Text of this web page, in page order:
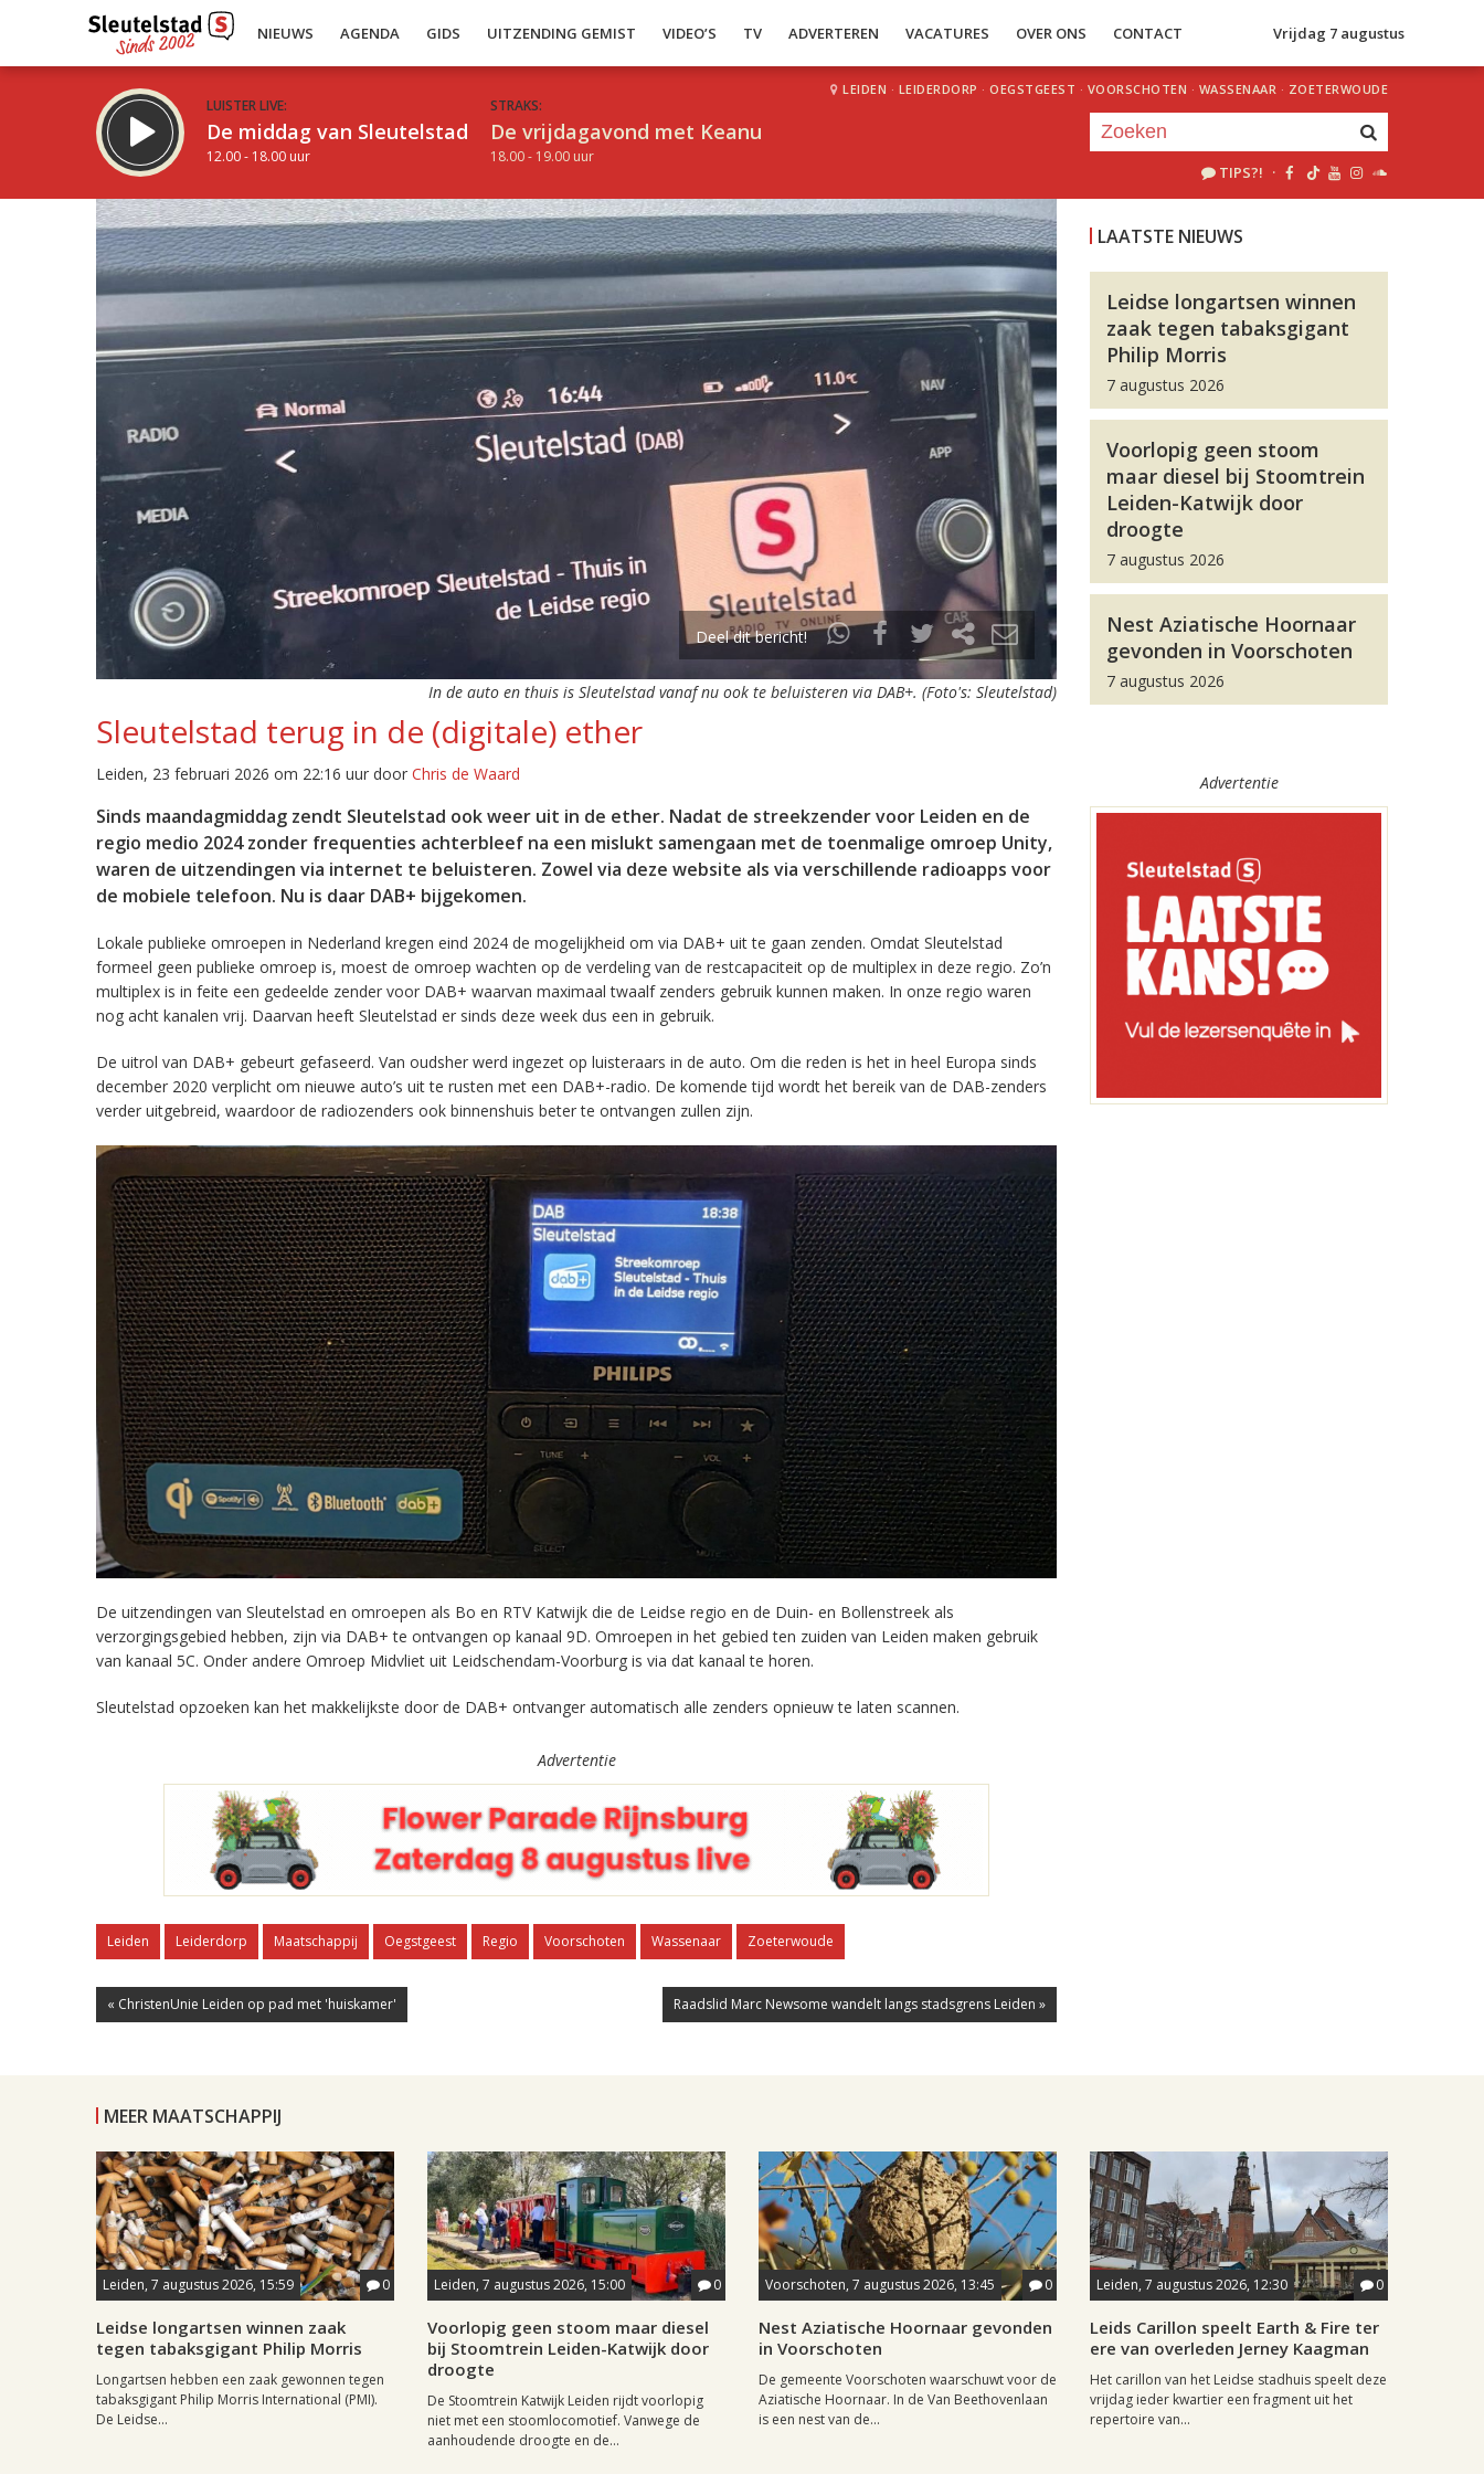
NIEUWS AGENDA GIDS UITZENDING GEMIST VIDEO’S TV ADVERTEREN VACATURES OVER ONS CONTACT Vrijdag 7 augustus
LUISTER LIVE:
De middag van Sleutelstad
12.00 - 18.00 uur
STRAKS:
De vrijdagavond met Keanu
18.00 - 19.00 uur
LEIDEN · LEIDERDORP · OEGSTGEEST · VOORSCHOTEN · WASSENAAR · ZOETERWOUDE
TIPS?! ·
Deel dit bericht!
In de auto en thuis is Sleutelstad vanaf nu ook te beluisteren via DAB+. (Foto's: Sleutelstad)
Sleutelstad terug in de (digitale) ether
Leiden, 23 februari 2026 om 22:16 uur door Chris de Waard
Sinds maandagmiddag zendt Sleutelstad ook weer uit in de ether. Nadat de streekzender voor Leiden en de
regio medio 2024 zonder frequenties achterbleef na een mislukt samengaan met de toenmalige omroep Unity,
waren de uitzendingen via internet te beluisteren. Zowel via deze website als via verschillende radioapps voor
de mobiele telefoon. Nu is daar DAB+ bijgekomen.
Lokale publieke omroepen in Nederland kregen eind 2024 de mogelijkheid om via DAB+ uit te gaan zenden. Omdat Sleutelstad
formeel geen publieke omroep is, moest de omroep wachten op de verdeling van de restcapaciteit op de multiplex in deze regio. Zo’n
multiplex is in feite een gedeelde zender voor DAB+ waarvan maximaal twaalf zenders gebruik kunnen maken. In onze regio waren
nog acht kanalen vrij. Daarvan heeft Sleutelstad er sinds deze week dus een in gebruik.
De uitrol van DAB+ gebeurt gefaseerd. Van oudsher werd ingezet op luisteraars in de auto. Om die reden is het in heel Europa sinds
december 2020 verplicht om nieuwe auto’s uit te rusten met een DAB+-radio. De komende tijd wordt het bereik van de DAB-zenders
verder uitgebreid, waardoor de radiozenders ook binnenshuis beter te ontvangen zullen zijn.
De uitzendingen van Sleutelstad en omroepen als Bo en RTV Katwijk die de Leidse regio en de Duin- en Bollenstreek als
verzorgingsgebied hebben, zijn via DAB+ te ontvangen op kanaal 9D. Omroepen in het gebied ten zuiden van Leiden maken gebruik
van kanaal 5C. Onder andere Omroep Midvliet uit Leidschendam-Voorburg is via dat kanaal te horen.
Sleutelstad opzoeken kan het makkelijkste door de DAB+ ontvanger automatisch alle zenders opnieuw te laten scannen.
Advertentie
Leiden Leiderdorp Maatschappij Oegstgeest Regio Voorschoten Wassenaar Zoeterwoude
« ChristenUnie Leiden op pad met 'huiskamer' Raadslid Marc Newsome wandelt langs stadsgrens Leiden »
LAATSTE NIEUWS
Leidse longartsen winnen
zaak tegen tabaksgigant
Philip Morris
7 augustus 2026
Voorlopig geen stoom
maar diesel bij Stoomtrein
Leiden-Katwijk door
droogte
7 augustus 2026
Nest Aziatische Hoornaar
gevonden in Voorschoten
7 augustus 2026
Advertentie
MEER MAATSCHAPPIJ
Leiden, 7 augustus 2026, 15:59 0
Leidse longartsen winnen zaak
tegen tabaksgigant Philip Morris
Longartsen hebben een zaak gewonnen tegen
tabaksgigant Philip Morris International (PMI).
De Leidse...
Leiden, 7 augustus 2026, 15:00 0
Voorlopig geen stoom maar diesel
bij Stoomtrein Leiden-Katwijk door
droogte
De Stoomtrein Katwijk Leiden rijdt voorlopig
niet met een stoomlocomotief. Vanwege de
aanhoudende droogte en de...
Voorschoten, 7 augustus 2026, 13:45 0
Nest Aziatische Hoornaar gevonden
in Voorschoten
De gemeente Voorschoten waarschuwt voor de
Aziatische Hoornaar. In de Van Beethovenlaan
is een nest van de...
Leiden, 7 augustus 2026, 12:30 0
Leids Carillon speelt Earth & Fire ter
ere van overleden Jerney Kaagman
Het carillon van het Leidse stadhuis speelt deze
vrijdag ieder kwartier een fragment uit het
repertoire van...